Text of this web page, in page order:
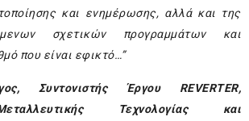
και ενημέρωσης, αλλά και της
σχετικών προγραμμάτων και
που είναι εφικτό…”
Συντονιστής Έργου REVERTER,
Τεχνολογίας και